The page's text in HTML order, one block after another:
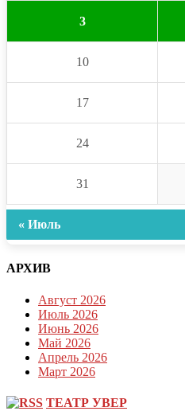
3
10
17
24
31
« Июль
АРХИВ
Август 2026
Июль 2026
Июнь 2026
Май 2026
Апрель 2026
Март 2026
ТЕАТР УВЕР